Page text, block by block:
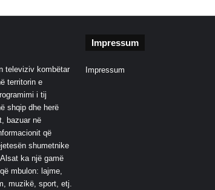
televiziv kombëtar
territorin e
i tij
shqip dhe herë
bazuar në
që
shumetnike
ka një gamë
mbulon: lajme,
muzikë, sport, etj.
Impressum
Impressum